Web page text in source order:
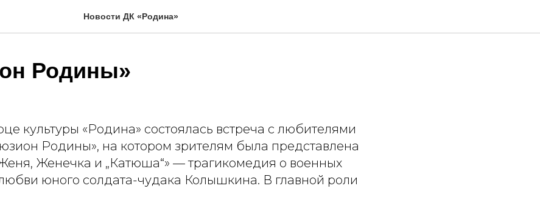
Новости ДК «Родина»
Родины»
культуры «Родина» состоялась встреча с любителями
Родины», на котором зрителям была представлена
Женечка и „Катюша“» — трагикомедия о военных
юного солдата-чудака Колышкина. В главной роли